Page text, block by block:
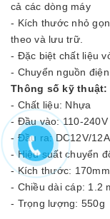
cả các dòng máy
- Kích thước nhỏ
theo và lưu trữ.
- Đặc biệt chất liệu
- Chuyển nguồn
Thông số kỹ thuật:
- Chất liệu: Nhựa
- Đầu vào: 110-240V
- Đầu ra: DC12V/12A
- Hiệu suất chuyển
- Kích thước:
- Chiều dài cáp: 1.2
- Trọng lượng: 550g